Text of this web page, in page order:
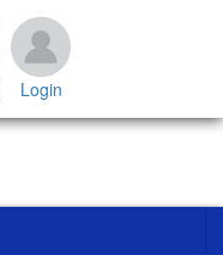
Login